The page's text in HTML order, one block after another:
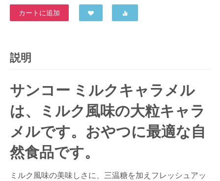
カートに追加
説明
サンコー ミルクキャラメル
は、ミルク風味の大粒キャラ
メルです。おやつに最適な自
然食品です。
ミルク風味の美味しさに、三温糖を加えフレッシュアッ